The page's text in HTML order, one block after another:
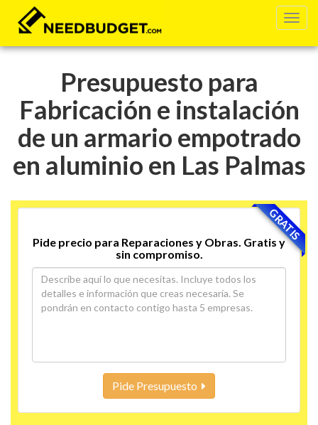
Presupuesto para
Fabricación e instalación
de un armario empotrado
en aluminio en Las Palmas
GRATIS
Pide precio para Reparaciones y Obras. Gratis y
sin compromiso.
Pide Presupuesto